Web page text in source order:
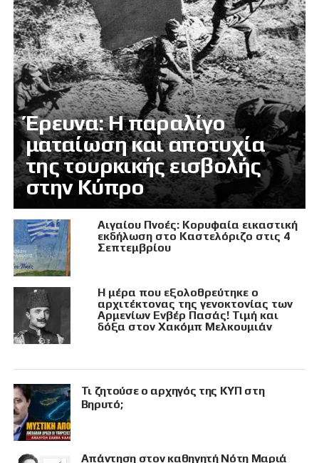
Έρευνα: Η παραλίγο
ματαίωση και αποτυχία
της τουρκικής εισβολής
στην Κύπρο
Αιγαίου Πνοές: Κορυφαία εικαστική
εκδήλωση στο Καστελόριζο στις 4
Σεπτεμβρίου
Η μέρα που εξολοθρεύτηκε ο
αρχιτέκτονας της γενοκτονίας των
Αρμενίων Ενβέρ Πασάς! Τιμή και
δόξα στον Χακόμπ Μελκουμιάν
Τι ζητούσε ο αρχηγός της ΚΥΠ στη
Βηρυτό;
Απάντηση στον καθηγητή Νότη Μαριά